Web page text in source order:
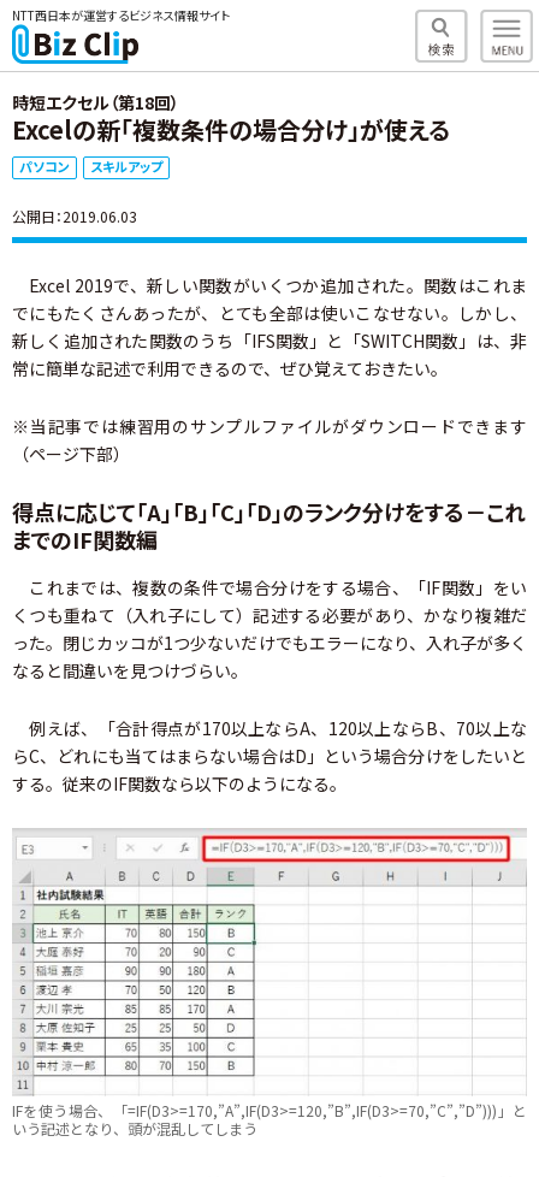
NTT西日本が運営するビジネス情報サイト
時短エクセル（第18回）
Excelの新「複数条件の場合分け」が使える
パソコン スキルアップ
公開日：2019.06.03
Excel 2019で、新しい関数がいくつか追加された。関数はこれま
でにもたくさんあったが、とても全部は使いこなせない。しかし、
新しく追加された関数のうち「IFS関数」と「SWITCH関数」は、非
常に簡単な記述で利用できるので、ぜひ覚えておきたい。
※当記事では練習用のサンプルファイルがダウンロードできます
（ページ下部）
得点に応じて「A」「B」「C」「D」のランク分けをする－これ
までのIF関数編
これまでは、複数の条件で場合分けをする場合、「IF関数」をい
くつも重ねて（入れ子にして）記述する必要があり、かなり複雑だ
った。閉じカッコが1つ少ないだけでもエラーになり、入れ子が多く
なると間違いを見つけづらい。
例えば、「合計得点が170以上ならA、120以上ならB、70以上な
らC、どれにも当てはまらない場合はD」という場合分けをしたいと
する。従来のIF関数なら以下のようになる。
IFを使う場合、「=IF(D3>=170,”A”,IF(D3>=120,”B”,IF(D3>=70,”C”,”D”)))」と
いう記述となり、頭が混乱してしまう